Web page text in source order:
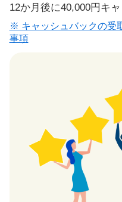
12か月後に40,000円キ
※ キャッシュバックの受
事項